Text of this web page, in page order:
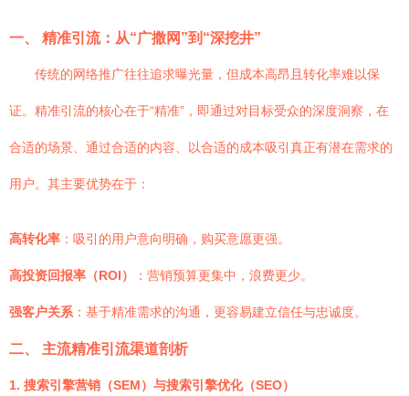
一、 精准引流：从“广撒网”到“深挖井”
传统的网络推广往往追求曝光量，但成本高昂且转化率难以保
证。精准引流的核心在于“精准”，即通过对目标受众的深度洞察，在
合适的场景、通过合适的内容、以合适的成本吸引真正有潜在需求的
用户。其主要优势在于：
高转化率 ：吸引的用户意向明确，购买意愿更强。
高投资回报率（ROI） ：营销预算更集中，浪费更少。
强客户关系 ：基于精准需求的沟通，更容易建立信任与忠诚度。
二、 主流精准引流渠道剖析
1. 搜索引擎营销（SEM）与搜索引擎优化（SEO）